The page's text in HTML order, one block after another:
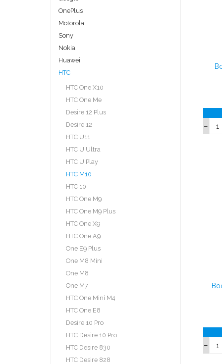
OnePlus
Motorola
Sony
Nokia
Huawei
HTC
HTC One X10
HTC One Me
Desire 12 Plus
Desire 12
HTC U11
HTC U Ultra
HTC U Play
HTC M10
HTC 10
HTC One M9
HTC One M9 Plus
HTC One X9
HTC One A9
One E9 Plus
One M8 Mini
One M8
One M7
HTC One Mini M4
HTC One E8
Desire 10 Pro
HTC Desire 10 Pro
HTC Desire 830
HTC Desire 828